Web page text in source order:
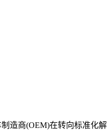
造商(OEM)在转向标准化解